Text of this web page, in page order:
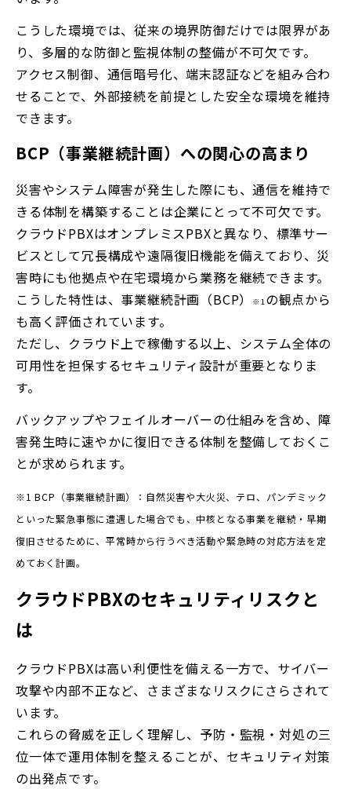
こうした環境では、従来の境界防御だけでは限界があ
り、多層的な防御と監視体制の整備が不可欠です。
アクセス制御、通信暗号化、端末認証などを組み合わ
せることで、外部接続を前提とした安全な環境を維持
できます。
BCP（事業継続計画）への関心の高まり
災害やシステム障害が発生した際にも、通信を維持で
きる体制を構築することは企業にとって不可欠です。
クラウドPBXはオンプレミスPBXと異なり、標準サー
ビスとして冗長構成や遠隔復旧機能を備えており、災
害時にも他拠点や在宅環境から業務を継続できます。
こうした特性は、事業継続計画（BCP）
※1 の観点から
も高く評価されています。
ただし、クラウド上で稼働する以上、システム全体の
可用性を担保するセキュリティ設計が重要となりま
す。
バックアップやフェイルオーバーの仕組みを含め、障
害発生時に速やかに復旧できる体制を整備しておくこ
とが求められます。
※1 BCP（事業継続計画）： 自然災害や大火災、テロ、パンデミック
といった緊急事態に遭遇した場合でも、中核となる事業を継続・早期
復旧させるために、平常時から行うべき活動や緊急時の対応方法を定
めておく計画。
クラウドPBXのセキュリティリスクと
は
クラウドPBXは高い利便性を備える一方で、サイバー
攻撃や内部不正など、さまざまなリスクにさらされて
います。
これらの脅威を正しく理解し、予防・監視・対処の三
位一体で運用体制を整えることが、セキュリティ対策
の出発点です。